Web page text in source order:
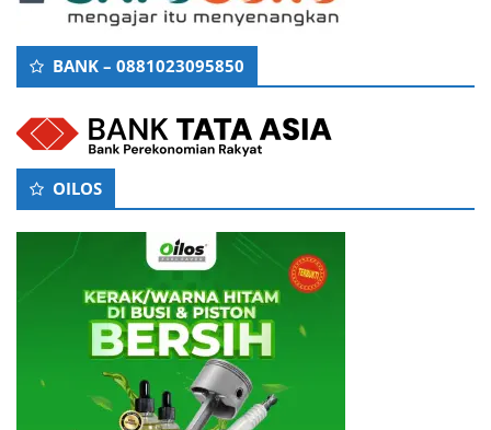
BANK – 0881023095850
OILOS